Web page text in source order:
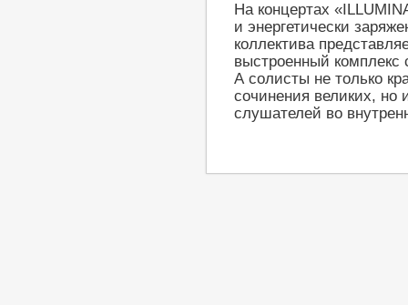
На концертах
и энергетически
коллектива
выстроенный
А солисты не только
сочинения великих, но
слушателей во